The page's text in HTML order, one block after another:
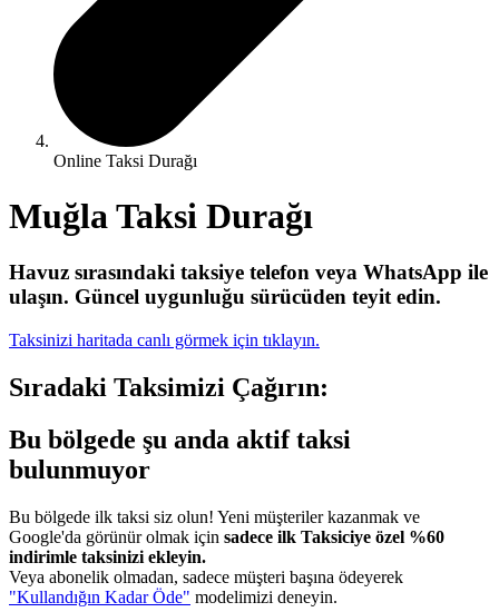
Online Taksi Durağı
Muğla Taksi Durağı
Havuz sırasındaki taksiye telefon veya WhatsApp ile
ulaşın. Güncel uygunluğu sürücüden teyit edin.
Taksinizi haritada canlı görmek için tıklayın.
Sıradaki Taksimizi Çağırın:
Bu bölgede şu anda aktif taksi
bulunmuyor
Bu bölgede ilk taksi siz olun! Yeni müşteriler kazanmak ve
Google'da görünür olmak için sadece ilk Taksiciye özel %60
indirimle taksinizi ekleyin.
Veya abonelik olmadan, sadece müşteri başına ödeyerek
"Kullandığın Kadar Öde" modelimizi deneyin.